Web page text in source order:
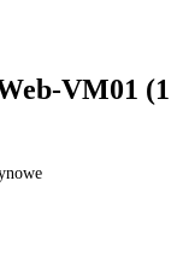
VM01 (1